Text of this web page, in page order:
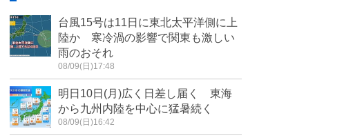
台風15号は11日に東北太平洋側に上
陸か 寒冷渦の影響で関東も激しい
雨のおそれ
08/09(日)17:48
明日10日(月)広く日差し届く 東海
から九州内陸を中心に猛暑続く
08/09(日)16:42